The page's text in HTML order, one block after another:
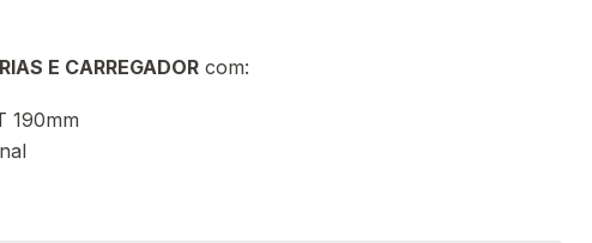
E CARREGADOR com:
190mm